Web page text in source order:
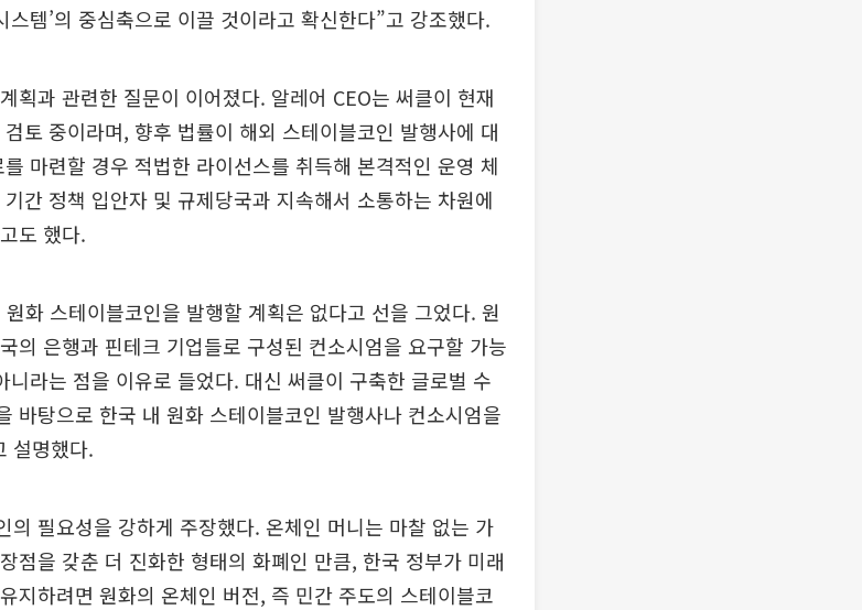
스템’의 중심축으로 이끌 것이라고 확신한다”고 강조했다.
획과 관련한 질문이 이어졌다. 알레어 CEO는 써클이 현재
토 중이라며, 향후 법률이 해외 스테이블코인 발행사에 대
마련할 경우 적법한 라이선스를 취득해 본격적인 운영 체
간 정책 입안자 및 규제당국과 지속해서 소통하는 차원에
도 했다.
화 스테이블코인을 발행할 계획은 없다고 선을 그었다. 원
의 은행과 핀테크 기업들로 구성된 컨소시엄을 요구할 가능
라는 점을 이유로 들었다. 대신 써클이 구축한 글로벌 수
바탕으로 한국 내 원화 스테이블코인 발행사나 컨소시엄을
설명했다.
의 필요성을 강하게 주장했다. 온체인 머니는 마찰 없는 가
점을 갖춘 더 진화한 형태의 화폐인 만큼, 한국 정부가 미래
지하려면 원화의 온체인 버전, 즉 민간 주도의 스테이블코